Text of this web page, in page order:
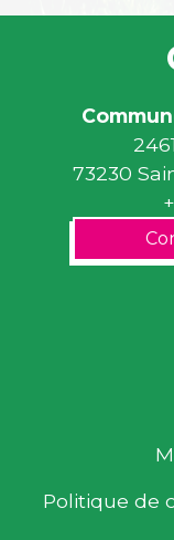
73230
Politique de